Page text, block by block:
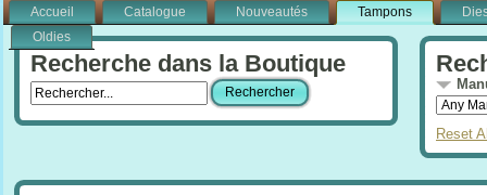
Accueil Catalogue Nouveautés Tampons
Oldies
Recherche dans la Boutique
Reset